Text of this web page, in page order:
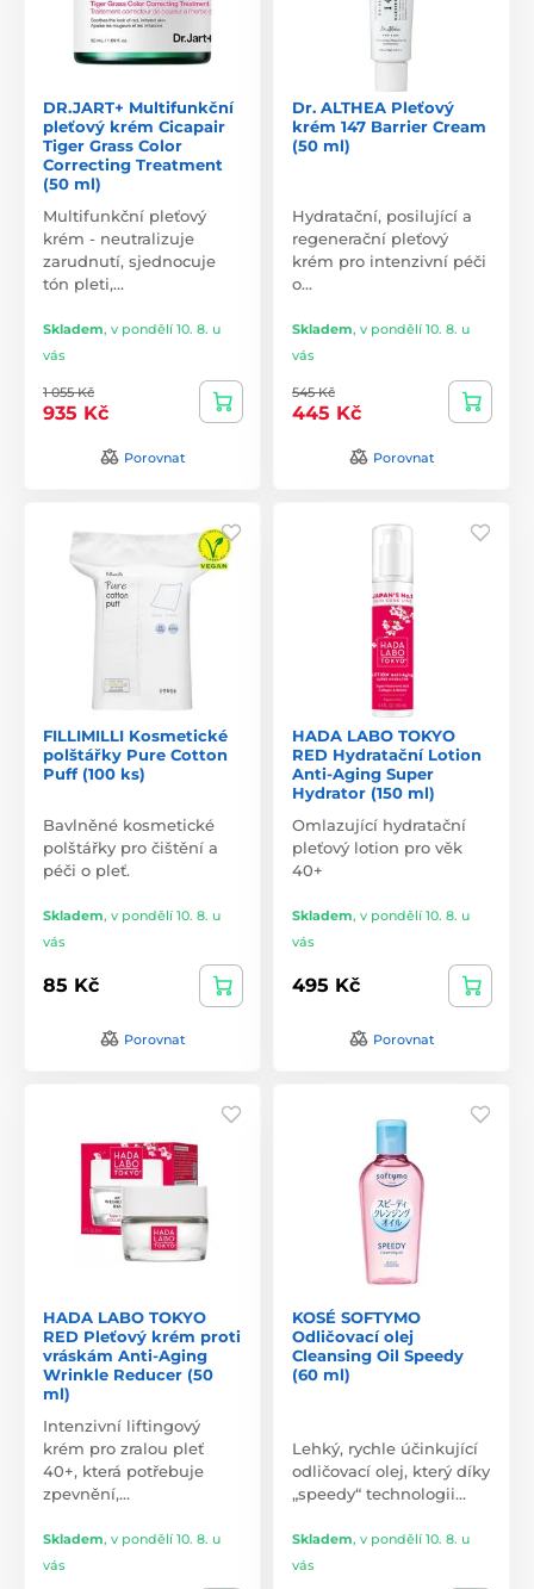
DR.JART+ Multifunkční
pleťový krém Cicapair
Tiger Grass Color
Correcting Treatment
(50 ml)
Multifunkční pleťový
krém - neutralizuje
zarudnutí, sjednocuje
tón pleti,…
Skladem, v pondělí 10. 8. u
vás
1 055 Kč
935 Kč
Porovnat
Dr. ALTHEA Pleťový
krém 147 Barrier Cream
(50 ml)
Hydratační, posilující a
regenerační pleťový
krém pro intenzivní péči
o…
Skladem, v pondělí 10. 8. u
vás
545 Kč
445 Kč
Porovnat
FILLIMILLI Kosmetické
polštářky Pure Cotton
Puff (100 ks)
Bavlněné kosmetické
polštářky pro čištění a
péči o pleť.
Skladem, v pondělí 10. 8. u
vás
85 Kč
Porovnat
HADA LABO TOKYO
RED Hydratační Lotion
Anti-Aging Super
Hydrator (150 ml)
Omlazující hydratační
pleťový lotion pro věk
40+
Skladem, v pondělí 10. 8. u
vás
495 Kč
Porovnat
HADA LABO TOKYO
RED Pleťový krém proti
vráskám Anti-Aging
Wrinkle Reducer (50
ml)
Intenzivní liftingový
krém pro zralou pleť
40+, která potřebuje
zpevnění,…
Skladem, v pondělí 10. 8. u
vás
KOSÉ SOFTYMO
Odličovací olej
Cleansing Oil Speedy
(60 ml)
Lehký, rychle účinkující
odličovací olej, který díky
„speedy“ technologii…
Skladem, v pondělí 10. 8. u
vás